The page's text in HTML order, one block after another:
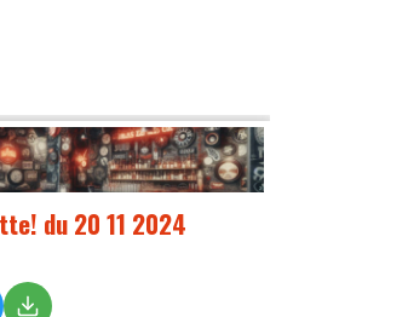
du 20 11 2024